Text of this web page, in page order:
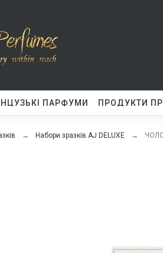
ПАРФУМИ ПРОДУКТИ
Набори зразків AJ DELUXE